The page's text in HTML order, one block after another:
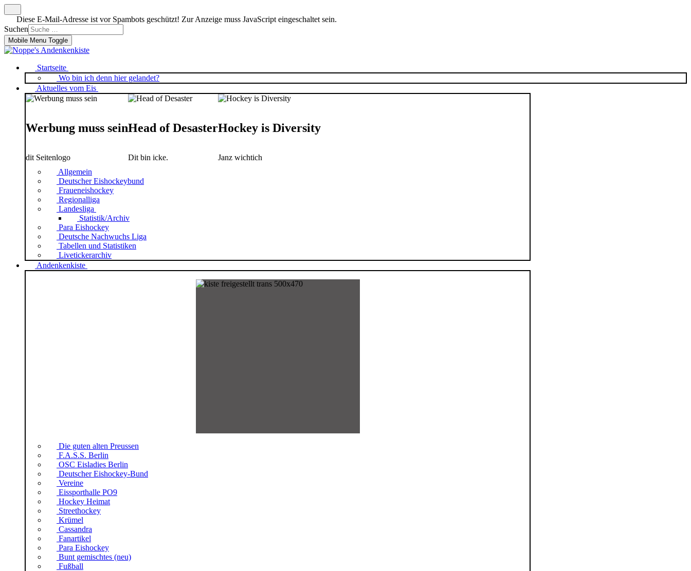
Diese E-Mail-Adresse ist vor Spambots geschützt! Zur Anzeige muss JavaScript eingeschaltet sein.
Suchen
Mobile Menu Toggle
Startseite
Wo bin ich denn hier gelandet?
Aktuelles vom Eis
Werbung muss sein
dit Seitenlogo
Head of Desaster
Dit bin icke.
Hockey is Diversity
Janz wichtich
Allgemein
Deutscher Eishockeybund
Fraueneishockey
Regionalliga
Landesliga
Statistik/Archiv
Para Eishockey
Deutsche Nachwuchs Liga
Tabellen und Statistiken
Livetickerarchiv
Andenkenkiste
Die guten alten Preussen
F.A.S.S. Berlin
OSC Eisladies Berlin
Deutscher Eishockey-Bund
Vereine
Eissporthalle PO9
Hockey Heimat
Streethockey
Krümel
Cassandra
Fanartikel
Para Eishockey
Bunt gemischtes (neu)
Fußball